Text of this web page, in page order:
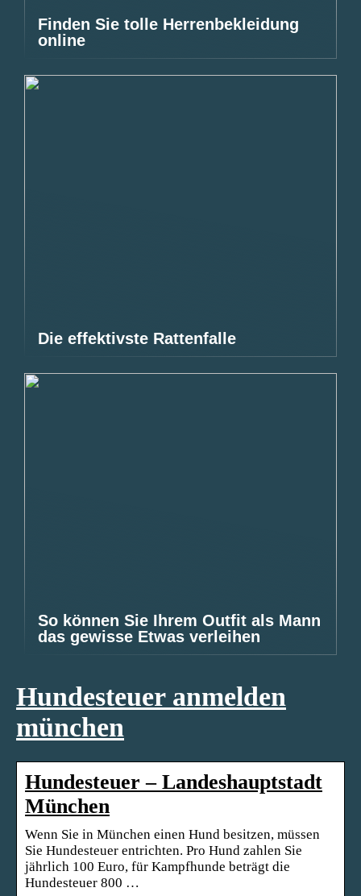
Finden Sie tolle Herrenbekleidung
online
Die effektivste Rattenfalle
So können Sie Ihrem Outfit als Mann
das gewisse Etwas verleihen
Hundesteuer anmelden
münchen
Hundesteuer – Landeshauptstadt
München
Wenn Sie in München einen Hund besitzen, müssen
Sie Hundesteuer entrichten. Pro Hund zahlen Sie
jährlich 100 Euro, für Kampfhunde beträgt die
Hundesteuer 800 …